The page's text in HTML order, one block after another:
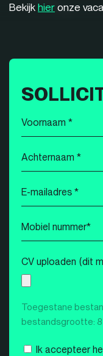
Bekijk hier onze
Voornaam
*
Achternaam
*
E-
mailadres
*
Mobiel
nummer
*
CV uploaden (dit
Toegestane
bestandsgrootte: 8
Instemming
Ik accepteer